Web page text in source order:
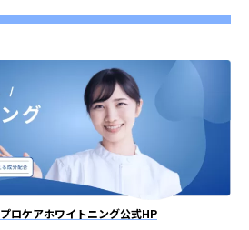
プロケアホワイトニング公式HP